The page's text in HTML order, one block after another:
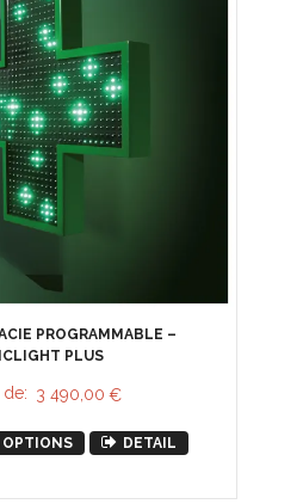
PROGRAMMABLE –
PLUS
3 490,00 €
OPTIONS DETAIL